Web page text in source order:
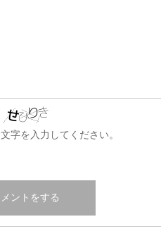
字を入力してください。